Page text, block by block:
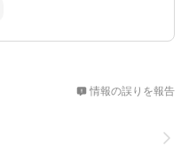
情報の誤りを報告